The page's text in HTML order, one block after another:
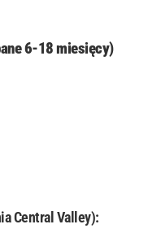
6-18 miesięcy)
Central Valley):